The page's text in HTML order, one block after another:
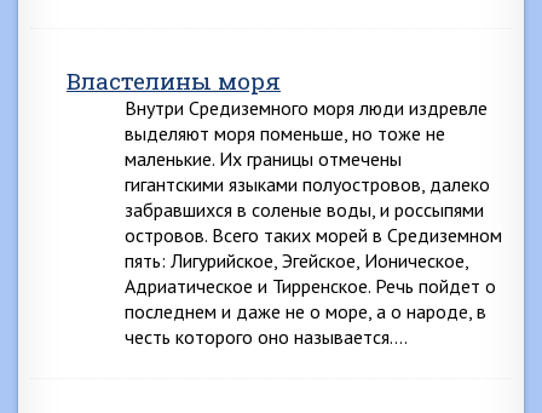
Властелины моря
Внутри Средиземного моря люди издревле
выделяют моря поменьше, но тоже не
маленькие. Их границы отмечены
гигантскими языками полуостровов, далеко
забравшихся в соленые воды, и россыпями
островов. Всего таких морей в Средиземном
пять: Лигурийское, Эгейское, Ионическое,
Адриатическое и Тирренское. Речь пойдет о
последнем и даже не о море, а о народе, в
честь которого оно называется….